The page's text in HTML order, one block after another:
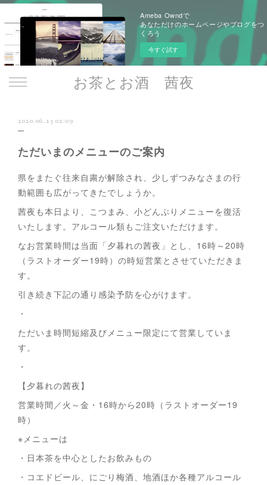
Ameba Owndで
あなただけのホームページやブログをつ
くろう
今すぐ試す
お茶とお酒 茜夜
2020.06.23 02:09
ただいまのメニューのご案内
県をまたぐ往来自粛が解除され、少しずつみなさまの行
動範囲も広がってきたでしょうか。
茜夜も本日より、こつまみ、小どんぶりメニューを復活
いたします。アルコール類もご注文いただけます。
なお営業時間は当面「夕暮れの茜夜」とし、16時～20時
（ラストオーダー19時）の時短営業とさせていただきま
す。
引き続き下記の通り感染予防を心がけます。
・
ただいま時間短縮及びメニュー限定にて営業していま
す。
・
【夕暮れの茜夜】
営業時間／火～金・16時から20時（ラストオーダー19
時）
※メニューは
・日本茶を中心としたお飲みもの
・コエドビール、にごり梅酒、地酒ほか各種アルコール